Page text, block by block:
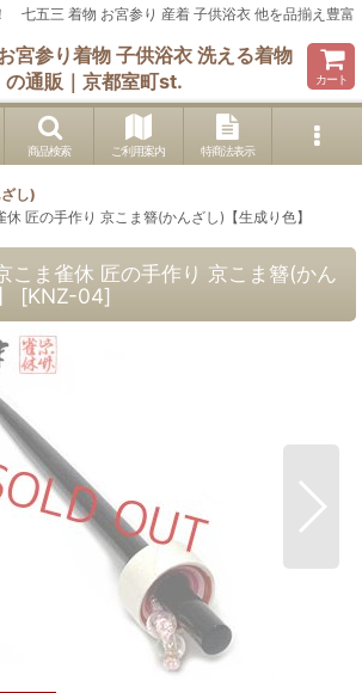
七五三 着物 お宮参り 産着 子供浴衣 他を品揃え豊富
宮参り着物 子供浴衣 洗える着物
の通販｜京都室町st.
カート
商品検索 ご利用案内 特商法表示
し)
匠の手作り 京こま簪(かんざし)【生成り色】
こま雀休 匠の手作り 京こま簪(かん
[KNZ-04]